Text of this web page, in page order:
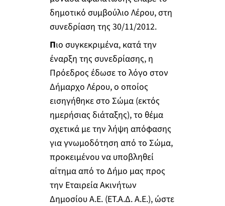
δημοτικό συμβούλιο Λέρου, στη
συνεδρίαση της 30/11/2012.
Πιο συγκεκριμένα, κατά την
έναρξη της συνεδρίασης, η
Πρόεδρος έδωσε το λόγο στον
Δήμαρχο Λέρου, ο οποίος
εισηγήθηκε στο Σώμα (εκτός
ημερήσιας διάταξης), το θέμα
σχετικά με την λήψη απόφασης
για γνωμοδότηση από το Σώμα,
προκειμένου να υποβληθεί
αίτημα από το Δήμο μας προς
την Εταιρεία Ακινήτων
Δημοσίου Α.Ε. (ΕΤ.Α.Δ. Α.Ε.), ώστε